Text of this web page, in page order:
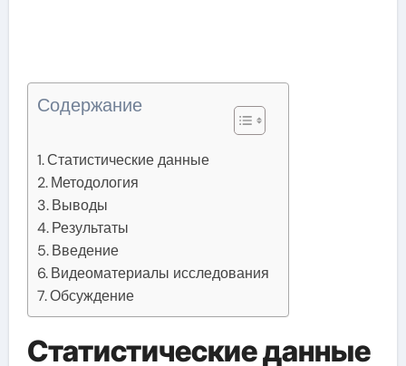
Содержание
Статистические данные
Методология
Выводы
Результаты
Введение
Видеоматериалы исследования
Обсуждение
Статистические данные